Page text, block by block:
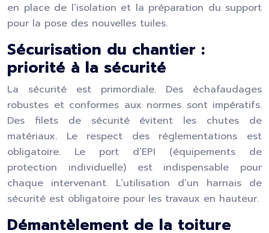
en place de l’isolation et la préparation du support
pour la pose des nouvelles tuiles.
Sécurisation du chantier :
priorité à la sécurité
La sécurité est primordiale. Des échafaudages
robustes et conformes aux normes sont impératifs.
Des filets de sécurité évitent les chutes de
matériaux. Le respect des réglementations est
obligatoire. Le port d’EPI (équipements de
protection individuelle) est indispensable pour
chaque intervenant. L’utilisation d’un harnais de
sécurité est obligatoire pour les travaux en hauteur.
Démantèlement de la toiture